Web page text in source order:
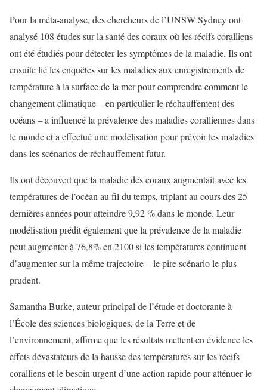
Pour la méta-analyse, des chercheurs de l’UNSW Sydney ont
analysé 108 études sur la santé des coraux où les récifs coralliens
ont été étudiés pour détecter les symptômes de la maladie. Ils ont
ensuite lié les enquêtes sur les maladies aux enregistrements de
température à la surface de la mer pour comprendre comment le
changement climatique – en particulier le réchauffement des
océans – a influencé la prévalence des maladies coralliennes dans
le monde et a effectué une modélisation pour prévoir les maladies
dans les scénarios de réchauffement futur.
Ils ont découvert que la maladie des coraux augmentait avec les
températures de l’océan au fil du temps, triplant au cours des 25
dernières années pour atteindre 9,92 % dans le monde. Leur
modélisation prédit également que la prévalence de la maladie
peut augmenter à 76,8% en 2100 si les températures continuent
d’augmenter sur la même trajectoire – le pire scénario le plus
prudent.
Samantha Burke, auteur principal de l’étude et doctorante à
l’École des sciences biologiques, de la Terre et de
l’environnement, affirme que les résultats mettent en évidence les
effets dévastateurs de la hausse des températures sur les récifs
coralliens et le besoin urgent d’une action rapide pour atténuer le